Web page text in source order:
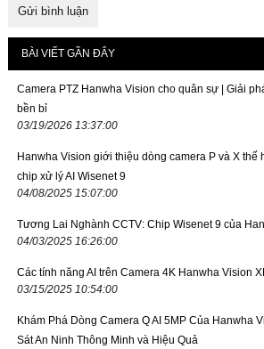
BÀI VIẾT GẦN ĐÂY
Camera PTZ Hanwha Vision cho quân sự | Giải
bền bỉ
03/19/2026 13:37:00
Hanwha Vision giới thiệu dòng camera P và X thế
chip xử lý AI Wisenet 9
04/08/2025 15:07:00
Tương Lai Nghành CCTV: Chip Wisenet 9 của
04/03/2025 16:26:00
Các tính năng AI trên Camera 4K Hanwha Vision
03/15/2025 10:54:00
Khám Phá Dòng Camera Q AI 5MP Của Hanwha
Sát An Ninh Thông Minh và Hiệu Quả